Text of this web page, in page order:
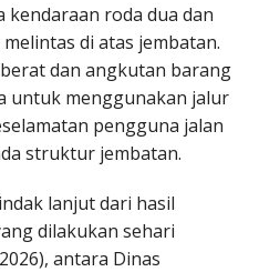
roda dua dan
di atas jembatan.
dan angkutan barang
untuk menggunakan jalur
pengguna jalan
struktur jembatan.
lanjut dari hasil
dilakukan sehari
antara Dinas